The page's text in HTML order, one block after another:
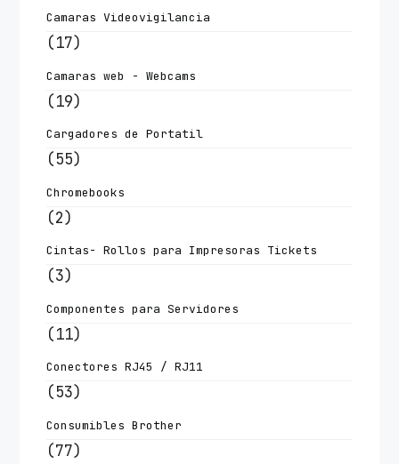
Camaras Videovigilancia
(17)
Camaras web - Webcams
(19)
Cargadores de Portatil
(55)
Chromebooks
(2)
Cintas- Rollos para Impresoras Tickets
(3)
Componentes para Servidores
(11)
Conectores RJ45 / RJ11
(53)
Consumibles Brother
(77)